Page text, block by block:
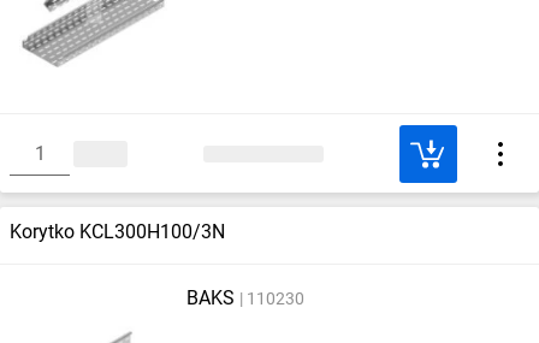
Korytko KCL300H100/3N
BAKS 110230